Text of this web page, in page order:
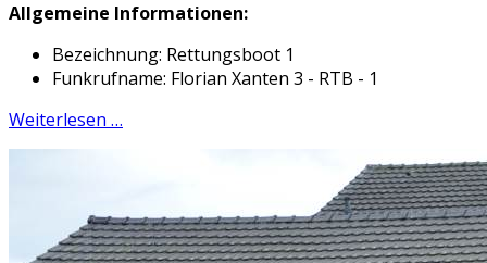
Allgemeine Informationen:
Bezeichnung: Rettungsboot 1
Funkrufname: Florian Xanten 3 - RTB - 1
Weiterlesen …